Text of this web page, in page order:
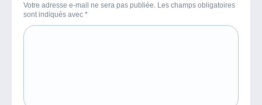
Votre adresse e-mail ne sera pas publiée. Les champs obligatoires
sont indiqués avec *